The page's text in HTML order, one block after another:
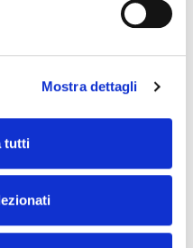
Mostra dettagli
tutti